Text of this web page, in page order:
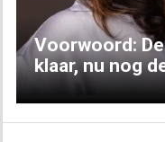
Voorwoord:
klaar, nu nog